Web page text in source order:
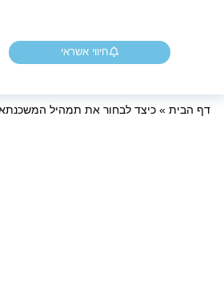
חיווי אשראי
דף הבית» כיצד לבחור את תמהיל